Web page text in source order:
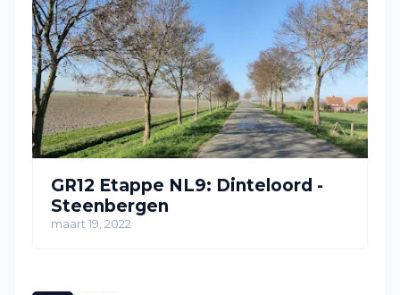
GR12 Etappe NL9: Dinteloord -
Steenbergen
maart 19, 2022